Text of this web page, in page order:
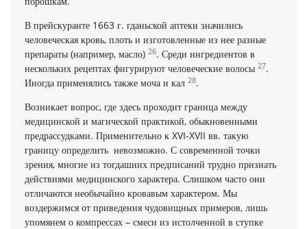
В прейскуранте 1663 г. гданьской аптеки значились
человеческая кровь, плоть и изготовленные из нее разные
препараты (например, масло) 26. Среди ингредиентов в
нескольких рецептах фигурируют человеческие волосы 27.
Иногда применялись также моча и кал 28.
Возникает вопрос, где здесь проходит граница между
медицинской и магической практикой, обыкновенными
предрассудками. Применительно к XVI-XVII вв. такую
границу определить невозможно. С современной точки
зрения, многие из тогдашних предписаний трудно признать
действиями медицинского характера. Слишком часто они
отличаются необычайно кровавым характером. Мы
воздержимся от приведения чудовищных примеров, лишь
упомянем о компрессах – смеси из истолченной в ступке